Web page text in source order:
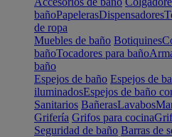
bañoPapelerasDispensadores
de ropa
Muebles de baño Botiquines
bañoTocadores para baño
baño
Espejos de baño Espejos de
iluminadosEspejos de baño
Sanitarios BañerasLavabos
Grifería Grifos para cocina
Seguridad de baño Barras de